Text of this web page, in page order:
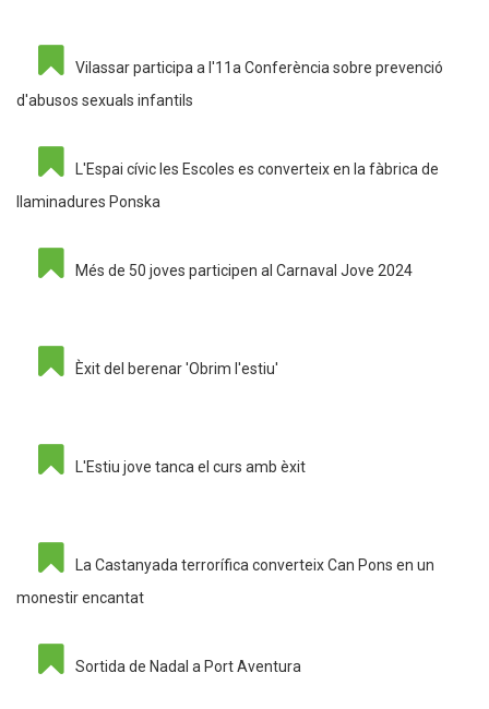
Vilassar participa a l'11a Conferència sobre prevenció
d'abusos sexuals infantils
L'Espai cívic les Escoles es converteix en la fàbrica de
llaminadures Ponska
Més de 50 joves participen al Carnaval Jove 2024
Èxit del berenar 'Obrim l'estiu'
L'Estiu jove tanca el curs amb èxit
La Castanyada terrorífica converteix Can Pons en un
monestir encantat
Sortida de Nadal a Port Aventura